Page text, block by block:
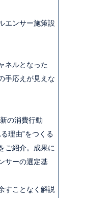
エンサー施策設
ネルとなった
手応えが見えな
の消費行動
理由”をつくる
ご紹介。成果に
サーの選定基
すことなく解説